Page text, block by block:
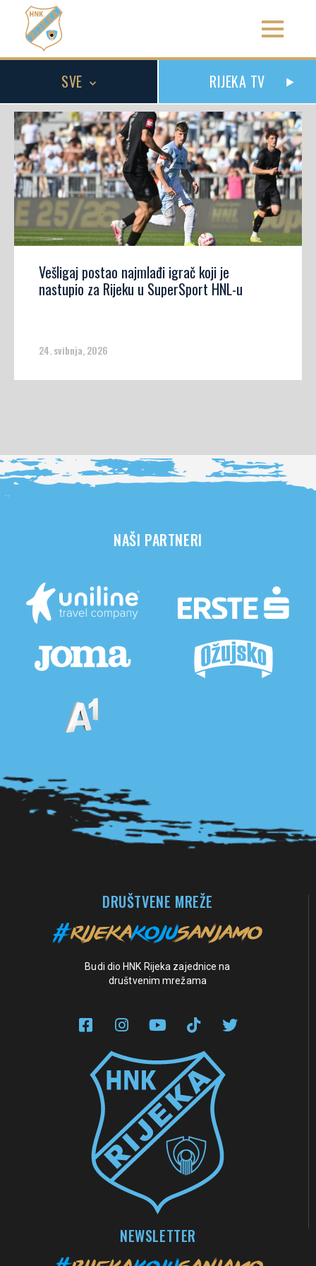
SVE RIJEKA TV
Vešligaj postao najmlađi igrač koji je
nastupio za Rijeku u SuperSport HNL-u
24. svibnja, 2026
NAŠI PARTNERI
DRUŠTVENE MREŽE
Budi dio HNK Rijeka zajednice na
društvenim mrežama
NEWSLETTER